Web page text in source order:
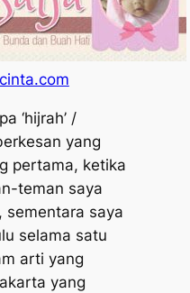
‘hijrah’ /
yang
pertama, ketika
teman saya
sementara saya
selama satu
arti yang
yang